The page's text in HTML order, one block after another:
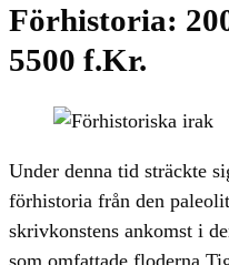
Förhistoria:
5500 f.Kr.
Under denna tid sträckte
förhistoria från den
skrivkonstens ankomst i
som omfattade floderna